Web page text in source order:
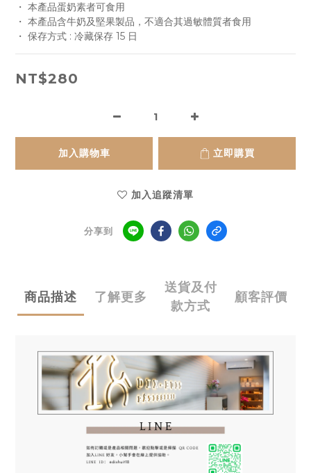
・ 本產品蛋奶素者可食用
・ 本產品含牛奶及堅果製品，不適合其過敏體質者食用
・ 保存方式 : 冷藏保存 15 日
NT$280
加入購物車 立即購買
加入追蹤清單
分享到
商品描述 了解更多
送貨及付
款方式
顧客評價